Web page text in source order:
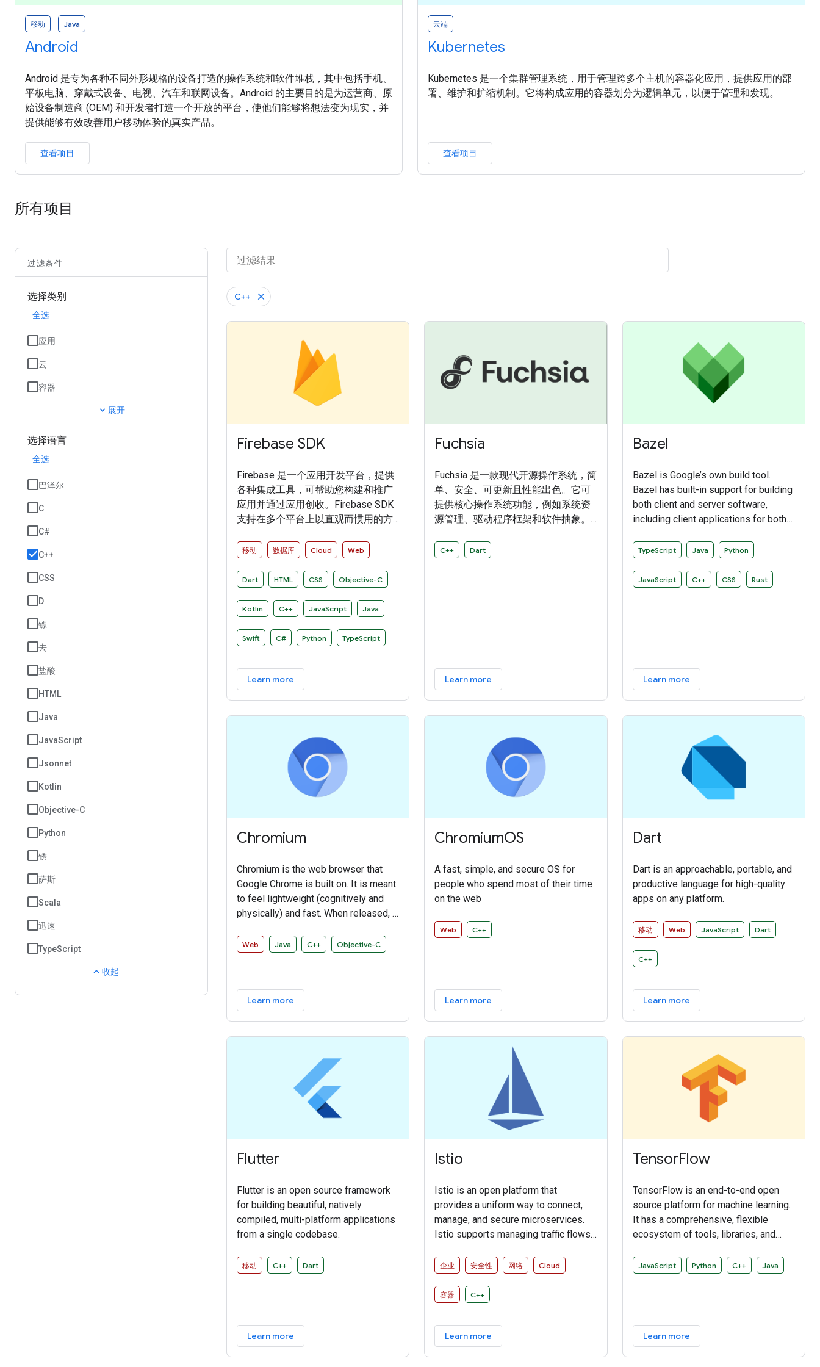
移动 Java
Android
Android 是专为各种不同外形规格的设备打造的操作系统和软件堆栈，其中包括手机、
平板电脑、穿戴式设备、电视、汽车和联网设备。Android 的主要目的是为运营商、原
始设备制造商 (OEM) 和开发者打造一个开放的平台，使他们能够将想法变为现实，并
提供能够有效改善用户移动体验的真实产品。
查看项目
云端
Kubernetes
Kubernetes 是一个集群管理系统，用于管理跨多个主机的容器化应用，提供应用的部
署、维护和扩缩机制。它将构成应用的容器划分为逻辑单元，以便于管理和发现。
查看项目
所有项目
过滤条件
选择类别
全选
应用
云
容器
expand_more 展开
选择语言
全选
巴泽尔
C
C#
C++
CSS
D
镖
去
盐酸
HTML
Java
JavaScript
Jsonnet
Kotlin
Objective-C
Python
锈
萨斯
Scala
迅速
TypeScript
expand_less收起
C++
Firebase SDK
Firebase 是一个应用开发平台，提供
各种集成工具，可帮助您构建和推广
应用并通过应用创收。Firebase SDK
支持在多个平台上以直观而惯用的方
移动 数据库 Cloud Web
Dart HTML CSS Objective-C
Kotlin C++ JavaScript Java
Swift C# Python TypeScript
Learn more
Fuchsia
Fuchsia 是一款现代开源操作系统，简
单、安全、可更新且性能出色。它可
提供核心操作系统功能，例如系统资
源管理、驱动程序框架和软件抽象。
各种各样的硬件和软件生态系统提供
C++ Dart
Learn more
Bazel
Bazel is Google’s own build tool.
Bazel has built-in support for building
both client and server software,
including client applications for both
provides an extensible framework
build rules.
TypeScript Java Python
JavaScript C++ CSS Rust
Learn more
Chromium
Chromium is the web browser that
Google Chrome is built on. It is meant
to feel lightweight (cognitively and
physically) and fast. When released, it
minimalist user interface, and tabbed
Web Java C++ Objective-C
Learn more
ChromiumOS
A fast, simple, and secure OS for
people who spend most of their time
on the web
Web C++
Learn more
Dart
Dart is an approachable, portable, and
productive language for high-quality
apps on any platform.
移动 Web JavaScript Dart
C++
Learn more
Flutter
Flutter is an open source framework
for building beautiful, natively
compiled, multi-platform applications
from a single codebase.
移动 C++ Dart
Learn more
Istio
Istio is an open platform that
provides a uniform way to connect,
manage, and secure microservices.
Istio supports managing traffic flows
access policies, and aggregating
changes to microservice code.
企业 安全性 网络 Cloud
容器 C++
Learn more
TensorFlow
TensorFlow is an end-to-end open
source platform for machine learning.
It has a comprehensive, flexible
ecosystem of tools, libraries, and
researchers push the state-of-the-art
JavaScript Python C++ Java
Learn more